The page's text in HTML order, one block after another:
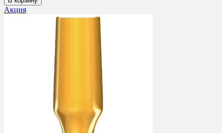
Акция